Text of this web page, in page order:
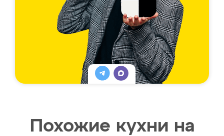
Похожие кухни на